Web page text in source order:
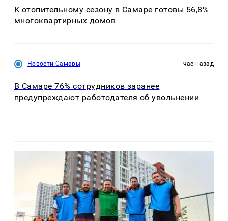
К отопительному сезону в Самаре готовы 56,8%
многоквартирных домов
Новости Самары час назад
В Самаре 76% сотрудников заранее
предупреждают работодателя об увольнении